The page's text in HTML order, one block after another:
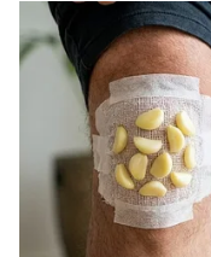
ಪ್ರಕಟವಾದ ವರದಿಯ
ಕರೆಯಲ್ಪಡುವ ಈ
ಪಲ್ಸರ್ (ದಟ್ಟವಾದ ಸತ್ತ
ಒಂದು
ನ್ಯೂಟ್ರಾನ್
ಸಮಯವನ್ನು